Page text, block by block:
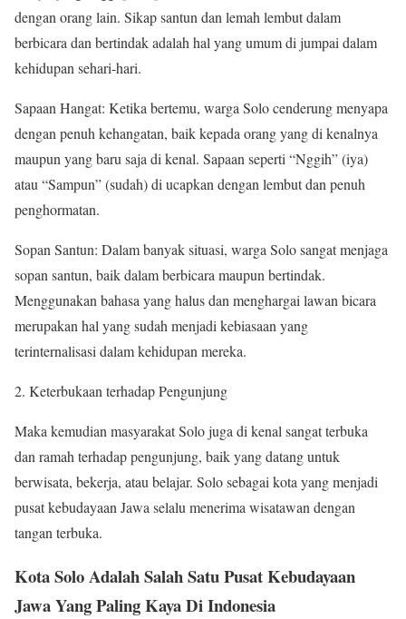
dengan orang lain. Sikap santun dan lemah lembut dalam
berbicara dan bertindak adalah hal yang umum di jumpai dalam
kehidupan sehari-hari.
Sapaan Hangat: Ketika bertemu, warga Solo cenderung menyapa
dengan penuh kehangatan, baik kepada orang yang di kenalnya
maupun yang baru saja di kenal. Sapaan seperti “Nggih” (iya)
atau “Sampun” (sudah) di ucapkan dengan lembut dan penuh
penghormatan.
Sopan Santun: Dalam banyak situasi, warga Solo sangat menjaga
sopan santun, baik dalam berbicara maupun bertindak.
Menggunakan bahasa yang halus dan menghargai lawan bicara
merupakan hal yang sudah menjadi kebiasaan yang
terinternalisasi dalam kehidupan mereka.
Keterbukaan terhadap Pengunjung
Maka kemudian masyarakat Solo juga di kenal sangat terbuka
dan ramah terhadap pengunjung, baik yang datang untuk
berwisata, bekerja, atau belajar. Solo sebagai kota yang menjadi
pusat kebudayaan Jawa selalu menerima wisatawan dengan
tangan terbuka.
Kota Solo Adalah Salah Satu Pusat Kebudayaan
Jawa Yang Paling Kaya Di Indonesia